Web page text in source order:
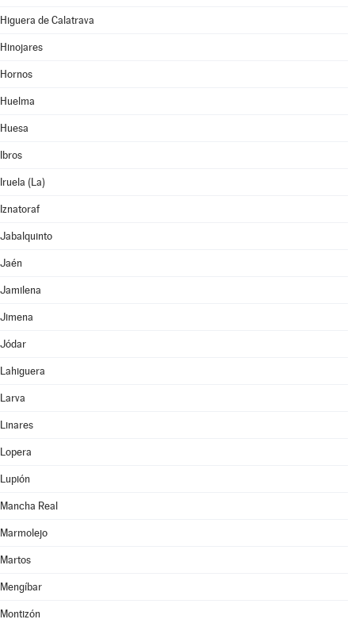
Higuera de Calatrava
Hinojares
Hornos
Huelma
Huesa
Ibros
Iruela (La)
Iznatoraf
Jabalquinto
Jaén
Jamilena
Jimena
Jódar
Lahiguera
Larva
Linares
Lopera
Lupión
Mancha Real
Marmolejo
Martos
Mengíbar
Montizón